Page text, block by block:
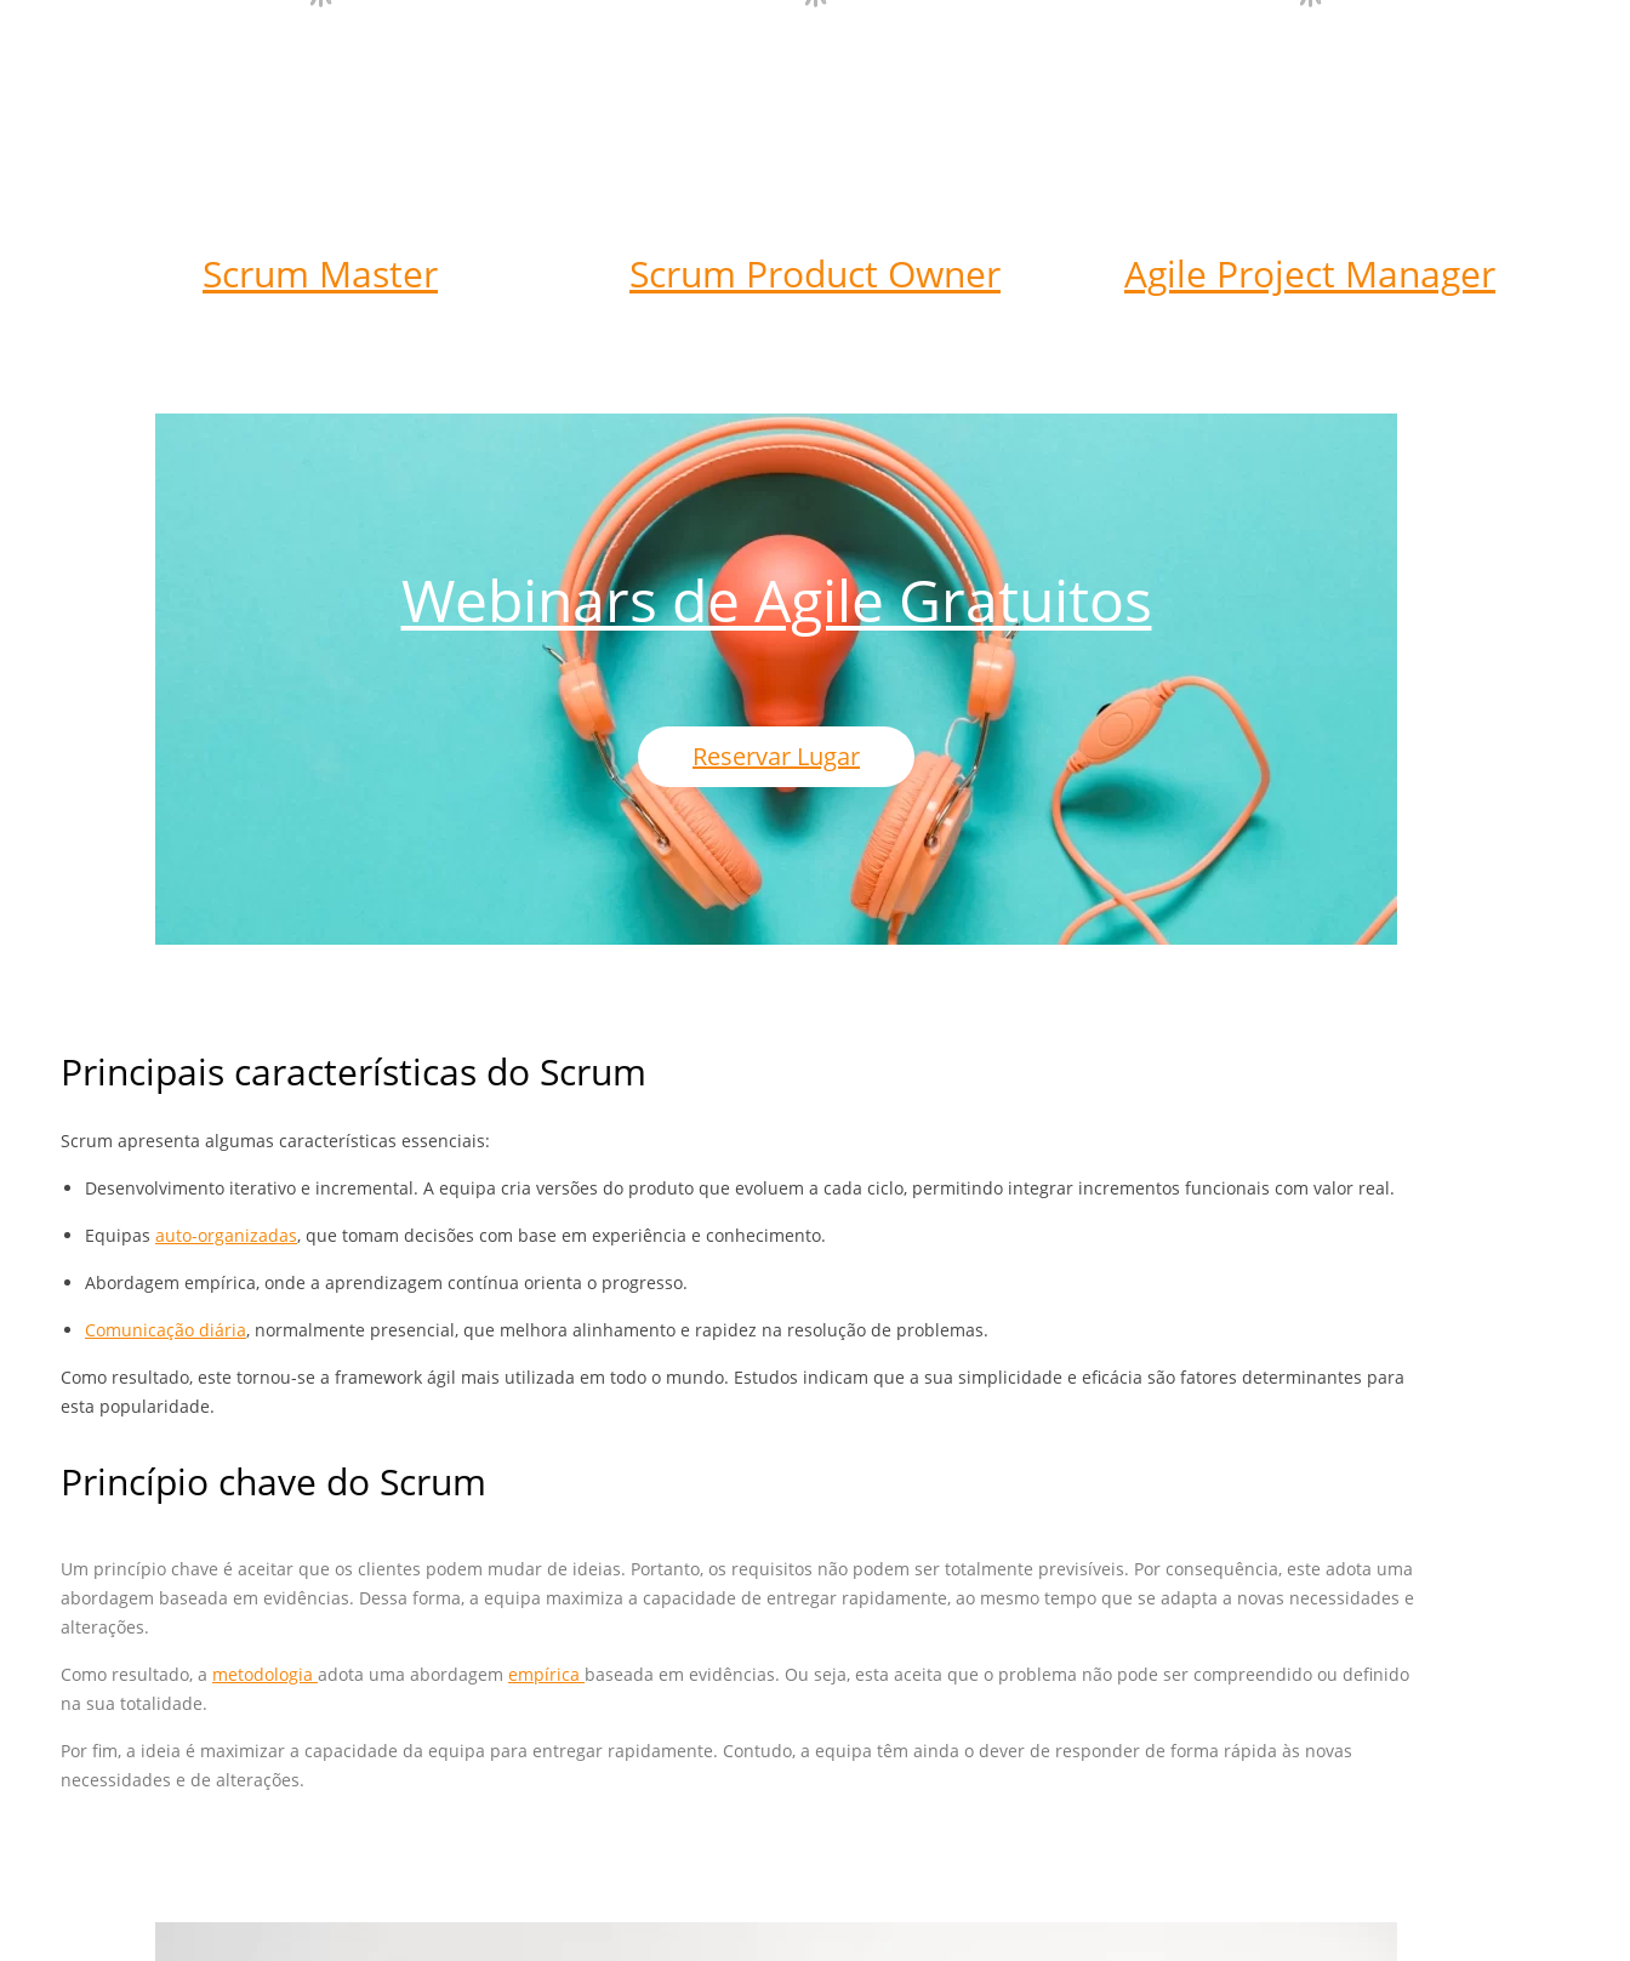
Scrum Master Scrum Product Owner Agile Project Manager
Webinars de Agile Gratuitos
Reservar Lugar
Principais características do Scrum
Scrum apresenta algumas características essenciais:
Desenvolvimento iterativo e incremental. A equipa cria versões do produto que evoluem a cada ciclo, permitindo integrar incrementos funcionais com valor real.
Equipas auto-organizadas, que tomam decisões com base em experiência e conhecimento.
Abordagem empírica, onde a aprendizagem contínua orienta o progresso.
Comunicação diária, normalmente presencial, que melhora alinhamento e rapidez na resolução de problemas.
Como resultado, este tornou-se a framework ágil mais utilizada em todo o mundo. Estudos indicam que a sua simplicidade e eficácia são fatores determinantes para
esta popularidade.
Princípio chave do Scrum
Um princípio chave é aceitar que os clientes podem mudar de ideias. Portanto, os requisitos não podem ser totalmente previsíveis. Por consequência, este adota uma
abordagem baseada em evidências. Dessa forma, a equipa maximiza a capacidade de entregar rapidamente, ao mesmo tempo que se adapta a novas necessidades e
alterações.
Como resultado, a metodologia adota uma abordagem empírica baseada em evidências. Ou seja, esta aceita que o problema não pode ser compreendido ou definido
na sua totalidade.
Por fim, a ideia é maximizar a capacidade da equipa para entregar rapidamente. Contudo, a equipa têm ainda o dever de responder de forma rápida às novas
necessidades e de alterações.